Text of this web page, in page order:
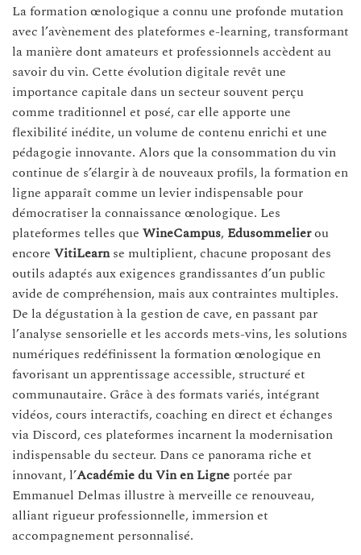
La formation œnologique a connu une profonde mutation
avec l’avènement des plateformes e-learning, transformant
la manière dont amateurs et professionnels accèdent au
savoir du vin. Cette évolution digitale revêt une
importance capitale dans un secteur souvent perçu
comme traditionnel et posé, car elle apporte une
flexibilité inédite, un volume de contenu enrichi et une
pédagogie innovante. Alors que la consommation du vin
continue de s’élargir à de nouveaux profils, la formation en
ligne apparaît comme un levier indispensable pour
démocratiser la connaissance œnologique. Les
plateformes telles que WineCampus, Edusommelierou
encore VitiLearnse multiplient, chacune proposant des
outils adaptés aux exigences grandissantes d’un public
avide de compréhension, mais aux contraintes multiples.
De la dégustation à la gestion de cave, en passant par
l’analyse sensorielle et les accords mets-vins, les solutions
numériques redéfinissent la formation œnologique en
favorisant un apprentissage accessible, structuré et
communautaire. Grâce à des formats variés, intégrant
vidéos, cours interactifs, coaching en direct et échanges
via Discord, ces plateformes incarnent la modernisation
indispensable du secteur. Dans ce panorama riche et
innovant, l’Académie du Vin en Ligne portée par
Emmanuel Delmas illustre à merveille ce renouveau,
alliant rigueur professionnelle, immersion et
accompagnement personnalisé.